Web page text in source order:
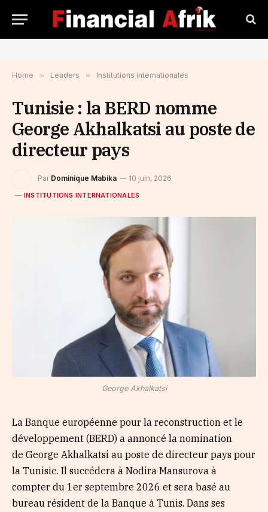
Home » Leaders » Institutions internationales
Tunisie : la BERD nomme
George Akhalkatsi au poste de
directeur pays
Par Dominique Mabika 10 juin, 2026
INSTITUTIONS INTERNATIONALES
George Akhalkatsi
La Banque européenne pour la reconstruction et le
développement (BERD) a annoncé la nomination
de George Akhalkatsi au poste de directeur pays pour
la Tunisie. Il succédera à Nodira Mansurova à
compter du 1er septembre 2026 et sera basé au
bureau résident de la Banque à Tunis. Dans ses